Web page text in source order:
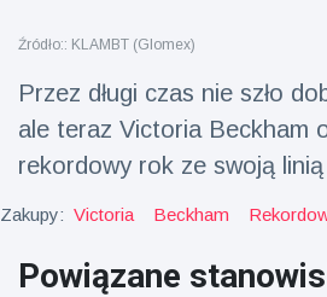
Podróże i przygody
(77)
Najnowsze
wiadomości
Ucieczka z
Źródło:: KLAMBT (Glomex)
Przez długi czas nie szło
ale teraz Victoria Beckham
rekordowy rok ze swoją linią
Zakupy: Victoria Beckham
Powiązane